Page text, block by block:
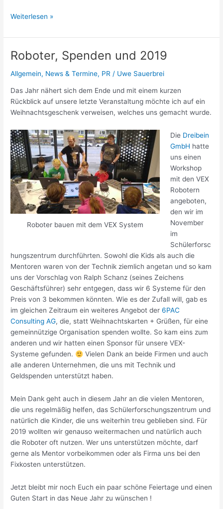
Roboter
am
Weiterlesen »
Roboter, Spenden und 2019
Allgemein, News & Termine, PR / Uwe Sauerbrei
Das Jahr nähert sich dem Ende und mit einem kurzen
Rückblick auf unsere letzte Veranstaltung möchte ich auf ein
Weihnachtsgeschenk verweisen, welches uns gemacht wurde.
Roboter bauen mit dem VEX System
Die Dreibein
GmbH hatte
uns einen
Workshop
mit den VEX
Robotern
angeboten,
den wir im
November
im
Schülerforsc
hungszentrum durchführten. Sowohl die Kids als auch die
Mentoren waren von der Technik ziemlich angetan und so kam
uns der Vorschlag von Ralph Schanz (seines Zeichens
Geschäftsführer) sehr entgegen, dass wir 6 Systeme für den
Preis von 3 bekommen könnten. Wie es der Zufall will, gab es
im gleichen Zeitraum ein weiteres Angebot der6PAC
Consulting AG, die, statt Weihnachtskarten + Grüßen, für eine
gemeinnützige Organisation spenden wollte. So kam eins zum
anderen und wir hatten einen Sponsor für unsere VEX-
Systeme gefunden.
Vielen Dank an beide Firmen und auch
alle anderen Unternehmen, die uns mit Technik und
Geldspenden unterstützt haben.
Mein Dank geht auch in diesem Jahr an die vielen Mentoren,
die uns regelmäßig helfen, das Schülerforschungszentrum und
natürlich die Kinder, die uns weiterhin treu geblieben sind. Für
2019 wollten wir genauso weitermachen und natürlich auch
die Roboter oft nutzen. Wer uns unterstützen möchte, darf
gerne als Mentor vorbeikommen oder als Firma uns bei den
Fixkosten unterstützen.
Jetzt bleibt mir noch Euch ein paar schöne Feiertage und einen
Guten Start in das Neue Jahr zu wünschen !